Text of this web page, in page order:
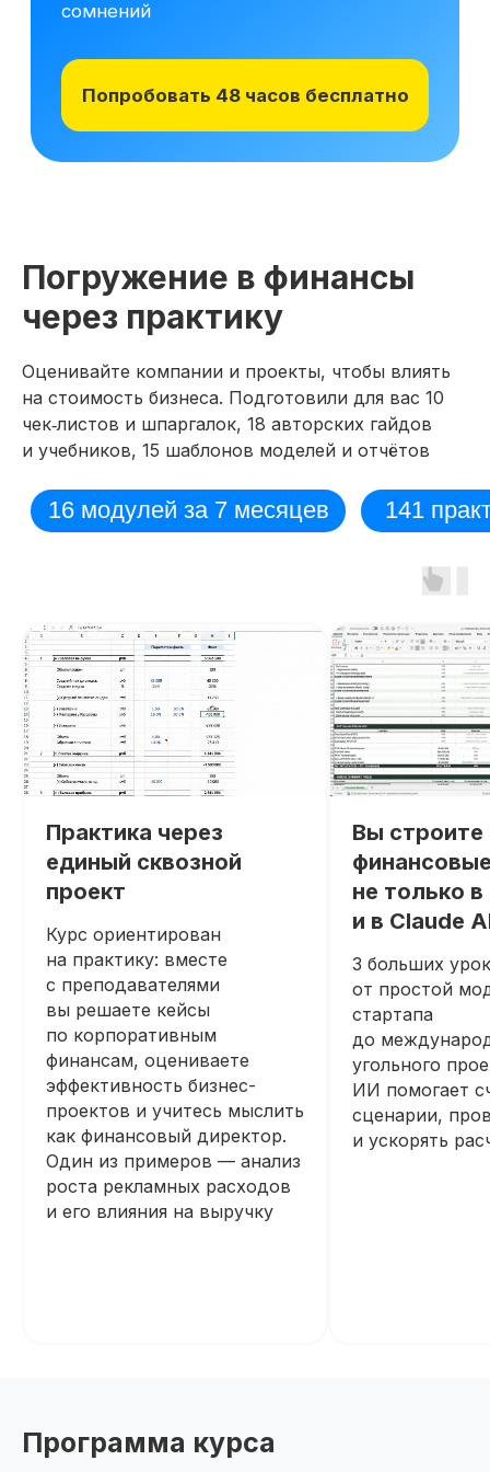
Погружение в финансы
через практику
Оценивайте компании и проекты, чтобы влиять
на стоимость бизнеса. Подготовили для вас 10
чек‑листов и шпаргалок, 18 авторских гайдов
и учебников, 15 шаблонов моделей и отчётов
Практика через
единый сквозной
проект
Курс ориентирован
на практику: вместе
с преподавателями
вы решаете кейсы
по корпоративным
финансам, оцениваете
эффективность бизнес-
проектов и учитесь мыслить
как финансовый директор.
Один из примеров — анализ
роста рекламных расходов
и его влияния на выручку
Вы строите
не только
и в Claude
3 больших
от простой
стартапа
до
угольного
ИИ помогает
сценарии,
и ускорять
Программа курса